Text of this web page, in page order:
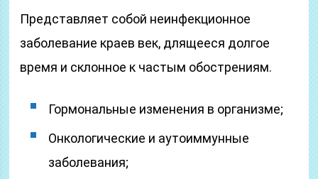
Представляет собой неинфекционное
заболевание краев век, длящееся долгое
время и склонное к частым обострениям.
Гормональные изменения в организме;
Онкологические и аутоиммунные
заболевания;